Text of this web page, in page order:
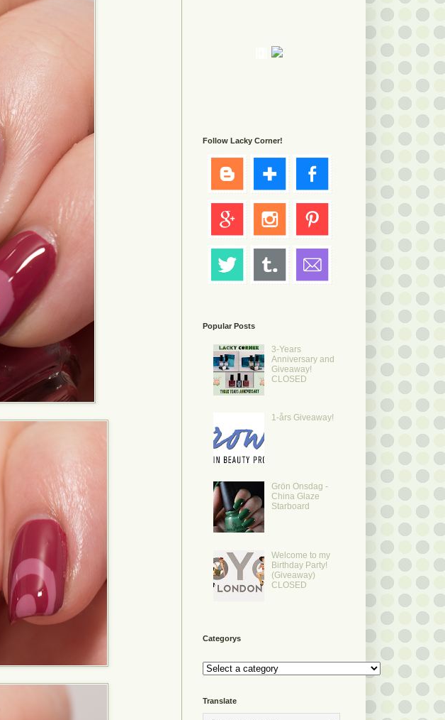
Follow Lacky Corner!
Popular Posts
3-Years
Anniversary and
Giveaway!
CLOSED
1-års Giveaway!
Grön Onsdag -
China Glaze
Starboard
Welcome to my
Birthday Party!
(Giveaway)
CLOSED
Categorys
Translate